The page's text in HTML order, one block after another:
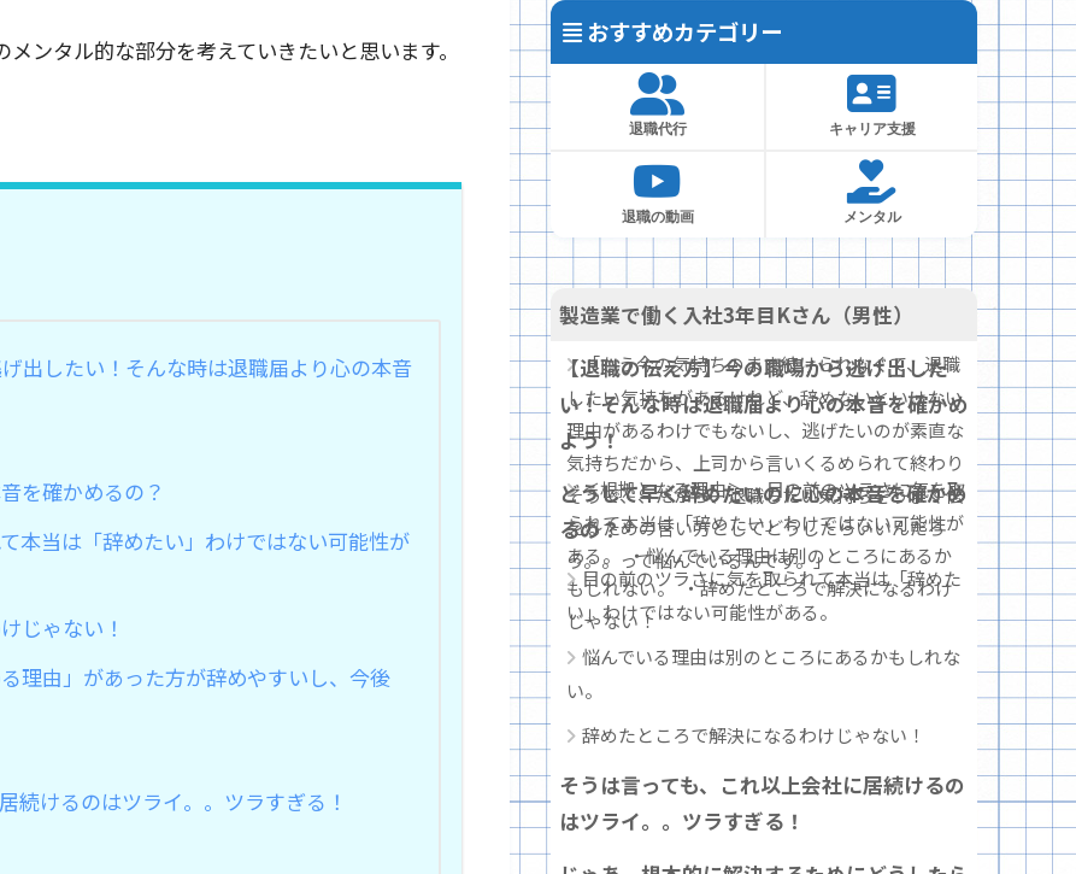
ンタル的な部分を考えていきたいと思います。
出したい！そんな時は退職届より心の本音
を確かめるの？
本当は「辞めたい」わけではない可能性が
じゃない！
理由」があった方が辞めやすいし、今後
続けるのはツライ。。ツラすぎる！
おすすめカテゴリー
退職代行 キャリア支援
退職の動画 メンタル
製造業で働く入社3年目Kさん（男性）
「もう今の気持ちのまま続けられなくて、退職
したい気持ちがあるけれど、辞めないといけない
理由があるわけでもないし、逃げたいのが素直な
気持ちだから、上司から言いくるめられて終わり
そうで、、だから、退職したい気持ちをうまく伝
えるための言い方としてどうしたらいいんだろ
う。。って悩んでいるんです。」
【退職の伝え方】今の職場から逃げ出した
い！そんな時は退職届より心の本音を確かめ
よう！
＜根拠となる理由＞ ・目の前のツラさに気を取
られて本当は「辞めたい」わけではない可能性が
ある。 ・悩んでいる理由は別のところにあるか
もしれない。 ・辞めたところで解決になるわけ
じゃない！
どうして早く辞めたいのに心の本音を確かめ
るの？
目の前のツラさに気を取られて本当は「辞めた
い」わけではない可能性がある。
悩んでいる理由は別のところにあるかもしれな
い。
辞めたところで解決になるわけじゃない！
そうは言っても、これ以上会社に居続けるの
はツライ。。ツラすぎる！